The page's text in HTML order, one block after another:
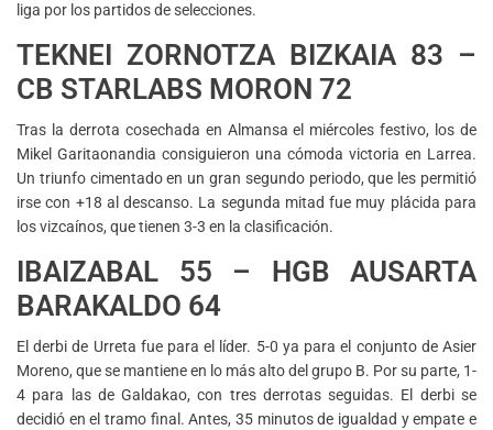
liga por los partidos de selecciones.
TEKNEI ZORNOTZA BIZKAIA 83 –
CB STARLABS MORON 72
Tras la derrota cosechada en Almansa el miércoles festivo, los de
Mikel Garitaonandia consiguieron una cómoda victoria en Larrea.
Un triunfo cimentado en un gran segundo periodo, que les permitió
irse con +18 al descanso. La segunda mitad fue muy plácida para
los vizcaínos, que tienen 3-3 en la clasificación.
IBAIZABAL 55 – HGB AUSARTA
BARAKALDO 64
El derbi de Urreta fue para el líder. 5-0 ya para el conjunto de Asier
Moreno, que se mantiene en lo más alto del grupo B. Por su parte, 1-
4 para las de Galdakao, con tres derrotas seguidas. El derbi se
decidió en el tramo final. Antes, 35 minutos de igualdad y empate e